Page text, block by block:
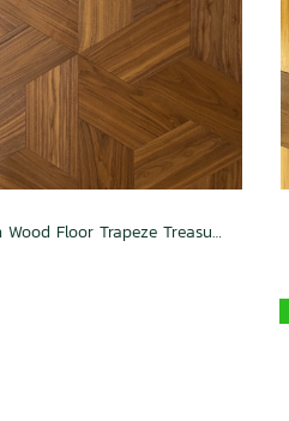
Artisan Wood Floor Trapeze Treasure